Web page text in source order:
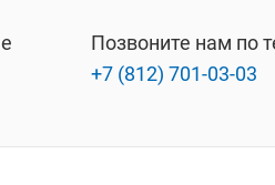
Позвоните нам по
+7 (812) 701-03-03